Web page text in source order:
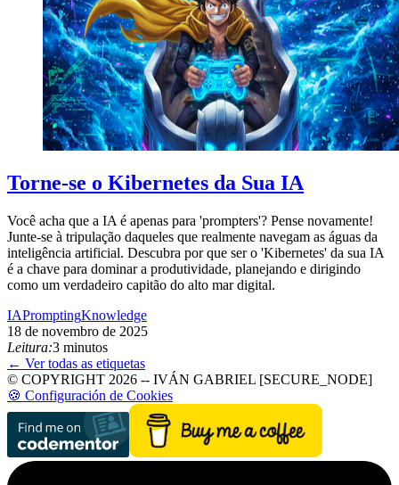
Torne-se o Kibernetes da Sua IA
Você acha que a IA é apenas para 'prompters'? Pense novamente!
Junte-se à tripulação daqueles que realmente navegam as águas da
inteligência artificial. Descubra por que ser o 'Kibernetes' da sua IA
é a chave para dominar a produtividade, planejando e dirigindo
como um verdadeiro capitão do alto mar digital.
IAPromptingKnowledge
18 de novembro de 2025
Leitura:3 minutos
← Ver todas as etiquetas
© COPYRIGHT 2026 -- IVÁN GABRIEL [SECURE_NODE]
🍪 Configuración de Cookies